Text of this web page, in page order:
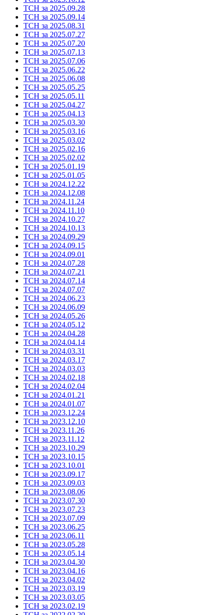
ТСН за 2025.09.28
ТСН за 2025.09.14
ТСН за 2025.08.31
ТСН за 2025.07.27
ТСН за 2025.07.20
ТСН за 2025.07.13
ТСН за 2025.07.06
ТСН за 2025.06.22
ТСН за 2025.06.08
ТСН за 2025.05.25
ТСН за 2025.05.11
ТСН за 2025.04.27
ТСН за 2025.04.13
ТСН за 2025.03.30
ТСН за 2025.03.16
ТСН за 2025.03.02
ТСН за 2025.02.16
ТСН за 2025.02.02
ТСН за 2025.01.19
ТСН за 2025.01.05
ТСН за 2024.12.22
ТСН за 2024.12.08
ТСН за 2024.11.24
ТСН за 2024.11.10
ТСН за 2024.10.27
ТСН за 2024.10.13
ТСН за 2024.09.29
ТСН за 2024.09.15
ТСН за 2024.09.01
ТСН за 2024.07.28
ТСН за 2024.07.21
ТСН за 2024.07.14
ТСН за 2024.07.07
ТСН за 2024.06.23
ТСН за 2024.06.09
ТСН за 2024.05.26
ТСН за 2024.05.12
ТСН за 2024.04.28
ТСН за 2024.04.14
ТСН за 2024.03.31
ТСН за 2024.03.17
ТСН за 2024.03.03
ТСН за 2024.02.18
ТСН за 2024.02.04
ТСН за 2024.01.21
ТСН за 2024.01.07
ТСН за 2023.12.24
ТСН за 2023.12.10
ТСН за 2023.11.26
ТСН за 2023.11.12
ТСН за 2023.10.29
ТСН за 2023.10.15
ТСН за 2023.10.01
ТСН за 2023.09.17
ТСН за 2023.09.03
ТСН за 2023.08.06
ТСН за 2023.07.30
ТСН за 2023.07.23
ТСН за 2023.07.09
ТСН за 2023.06.25
ТСН за 2023.06.11
ТСН за 2023.05.28
ТСН за 2023.05.14
ТСН за 2023.04.30
ТСН за 2023.04.16
ТСН за 2023.04.02
ТСН за 2023.03.19
ТСН за 2023.03.05
ТСН за 2023.02.19